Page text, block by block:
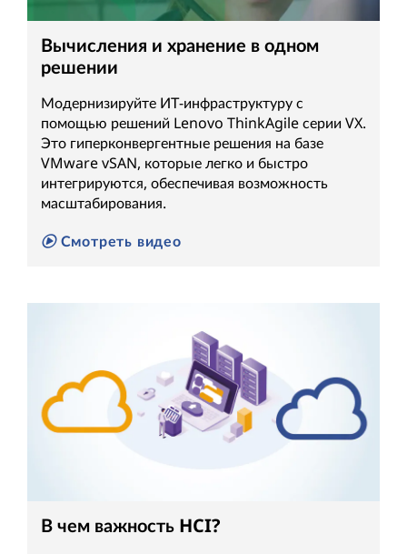
Вычисления и хранение в одном
решении
Модернизируйте ИТ-инфраструктуру с
помощью решений Lenovo ThinkAgile серии VX.
Это гиперконвергентные решения на базе
VMware vSAN, которые легко и быстро
интегрируются, обеспечивая возможность
масштабирования.
Смотреть видео
В чем важность HCI?